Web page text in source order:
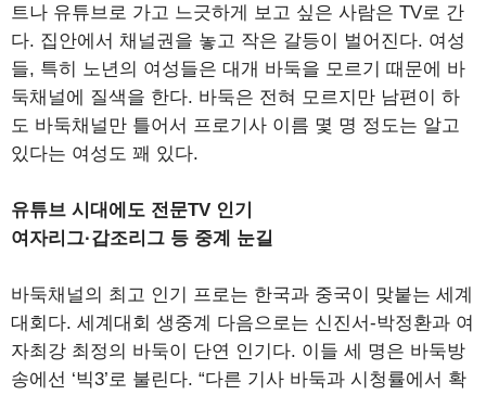
트나 유튜브로 가고 느긋하게 보고 싶은 사람은 TV로 간
다. 집안에서 채널권을 놓고 작은 갈등이 벌어진다. 여성
들, 특히 노년의 여성들은 대개 바둑을 모르기 때문에 바
둑채널에 질색을 한다. 바둑은 전혀 모르지만 남편이 하
도 바둑채널만 틀어서 프로기사 이름 몇 명 정도는 알고
있다는 여성도 꽤 있다.
유튜브 시대에도 전문TV 인기
여자리그·갑조리그 등 중계 눈길
바둑채널의 최고 인기 프로는 한국과 중국이 맞붙는 세계
대회다. 세계대회 생중계 다음으로는 신진서-박정환과 여
자최강 최정의 바둑이 단연 인기다. 이들 세 명은 바둑방
송에선 ‘빅3’로 불린다. “다른 기사 바둑과 시청률에서 확